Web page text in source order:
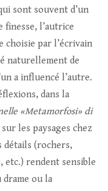
sont souvent d’un
finesse, l’autrice
choisie par l’écrivain
naturellement de
a influencé l’autre.
dans la
«Metamorfosi» di
sur les paysages chez
détails (rochers,
etc.) rendent sensible
drame ou la